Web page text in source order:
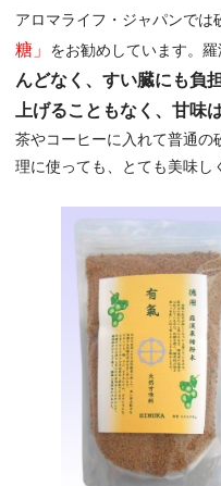
アロマライフ・ジャパンでは
糖」 をお勧めしています。
んどなく、すい臓にも負
上げることもなく、甘味
茶やコーヒーに入れて普通の
理に使っても、とても美味し